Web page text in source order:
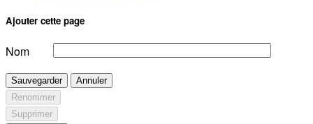
Ajouter cette page
Nom
Sauvegarder
Annuler
Renommer
Supprimer